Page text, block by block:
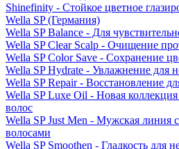
Shinefinity - Стойкое цветное
Wella SP (Германия)
Wella SP Balance - Для
Wella SP Clear Scalp - Очищение
Wella SP Color Save - Сохранение
Wella SP Hydrate - Увлажнение для
Wella SP Repair - Восстановление
Wella SP Luxe Oil - Новая
волос
Wella SP Just Men - Мужская линия
волосами
Wella SP Smoothen - Гладкость